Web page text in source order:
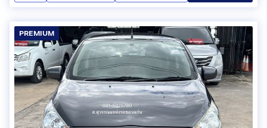
PREMIUM